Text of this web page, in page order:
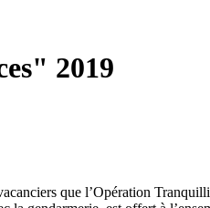
2019
que l’Opération